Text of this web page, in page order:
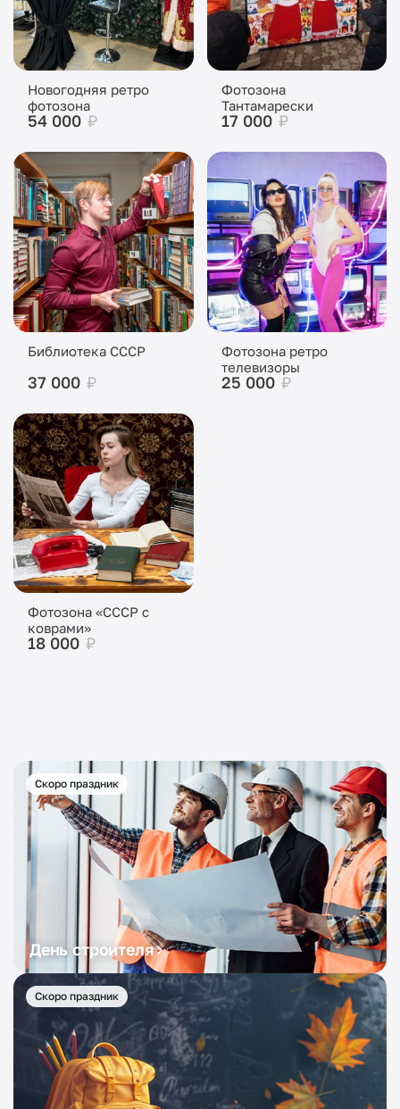
Новогодняя ретро
фотозона
54 000 ₽
Фотозона
Тантамарески
17 000 ₽
Библиотека СССР
37 000 ₽
Фотозона ретро
телевизоры
25 000 ₽
Фотозона «СССР с
коврами»
18 000 ₽
Скоро праздник
День строителя
Скоро праздник